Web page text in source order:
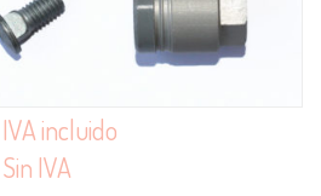
IVA incluido
Sin IVA